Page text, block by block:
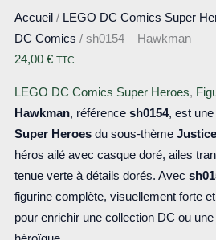
Accueil / LEGO DC Comics Super
DC Comics / sh0154 – Hawkman
24,00 € TTC
LEGO DC Comics Super Heroes,
Hawkman, référence sh0154, est
Super Heroes du sous-thème
héros ailé avec casque doré, ailes
tenue verte à détails dorés. Avec
figurine complète, visuellement forte
pour enrichir une collection DC ou